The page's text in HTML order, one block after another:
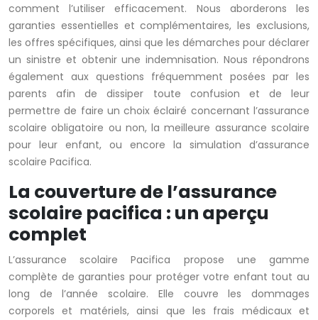
comment l’utiliser efficacement. Nous aborderons les
garanties essentielles et complémentaires, les exclusions,
les offres spécifiques, ainsi que les démarches pour déclarer
un sinistre et obtenir une indemnisation. Nous répondrons
également aux questions fréquemment posées par les
parents afin de dissiper toute confusion et de leur
permettre de faire un choix éclairé concernant l’assurance
scolaire obligatoire ou non, la meilleure assurance scolaire
pour leur enfant, ou encore la simulation d’assurance
scolaire Pacifica.
La couverture de l’assurance
scolaire pacifica : un aperçu
complet
L’assurance scolaire Pacifica propose une gamme
complète de garanties pour protéger votre enfant tout au
long de l’année scolaire. Elle couvre les dommages
corporels et matériels, ainsi que les frais médicaux et